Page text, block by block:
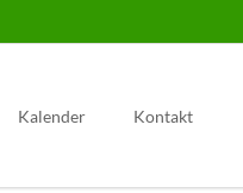
Kalender Kontakt